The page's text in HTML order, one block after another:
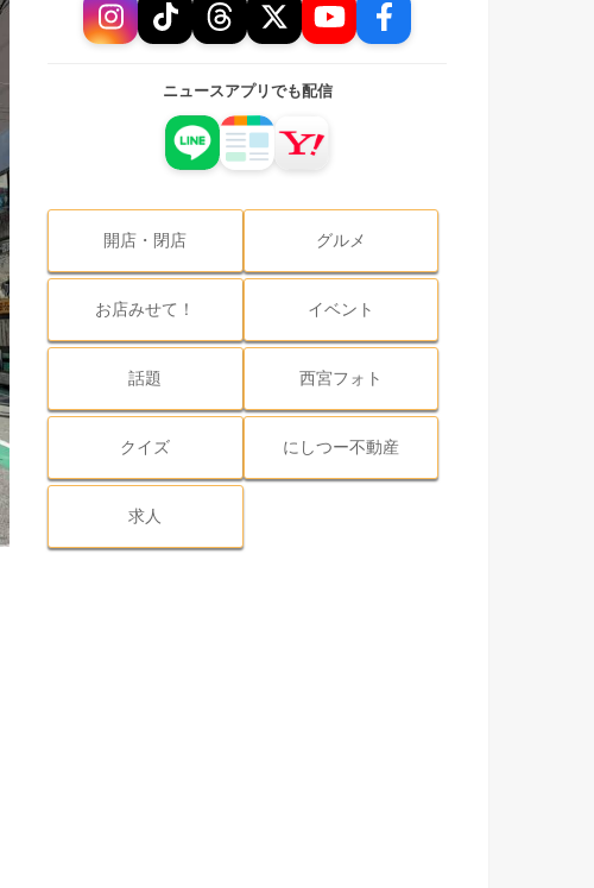
ニュースアプリでも配信
開店・閉店 グルメ
お店みせて！ イベント
話題 西宮フォト
クイズ にしつー不動産
求人